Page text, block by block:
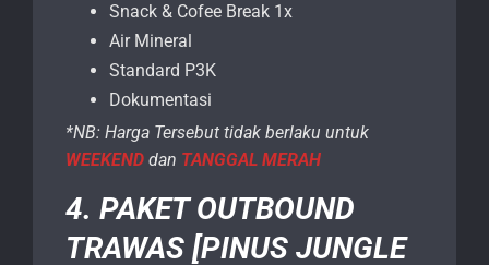
Snack & Cofee Break 1x
Air Mineral
Standard P3K
Dokumentasi
*NB: Harga Tersebut tidak berlaku untuk
WEEKEND dan TANGGAL MERAH
4. PAKET OUTBOUND
TRAWAS [PINUS JUNGLE